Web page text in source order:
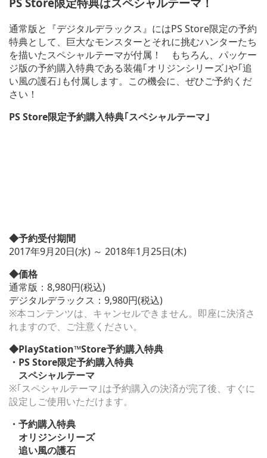
通常版と『デジタルデラックス』にはPS Store限定の予約
特典として、巨大なモンスターとそれに挑むハンターたち
を描いたスペシャルテーマが付属！ もちろん、パッケー
ジ版の予約購入特典である装備｢オリジンシリーズ｣や｢追
い風の護石｣も付属します。この機会に、ぜひご予約くだ
さい！
PS Store限定予約購入特典｢スペシャルテーマ｣
◆予約受付期間
2017年9月20日(水) ～ 2018年1月25日(木)
◆価格
通常版：8,980円(税込)
デジタルデラックス：9,980円(税込)
※本コンテンツは、キャンセルできません。即座に決済さ
れますので、ご注意ください。
◆PlayStation™Store予約購入特典
・PS Store限定予約購入特典
スペシャルテーマ
※｢スペシャルテーマ｣は予約購入の決済が完了後、すぐに
設定しご使用いただけます。
・予約購入特典
オリジンシリーズ
追い風の護石